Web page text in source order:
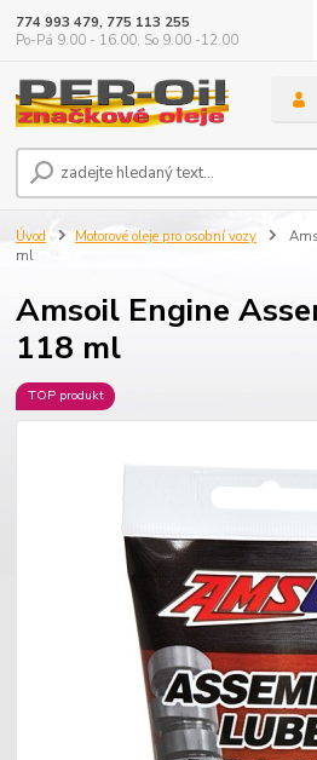
774 993 479, 775 113 255
Po-Pá 9.00 - 16.00, So 9.00 -12.00
Úvod Motorové oleje pro osobní vozy
ml
Amsoil Engine
118 ml
TOP produkt